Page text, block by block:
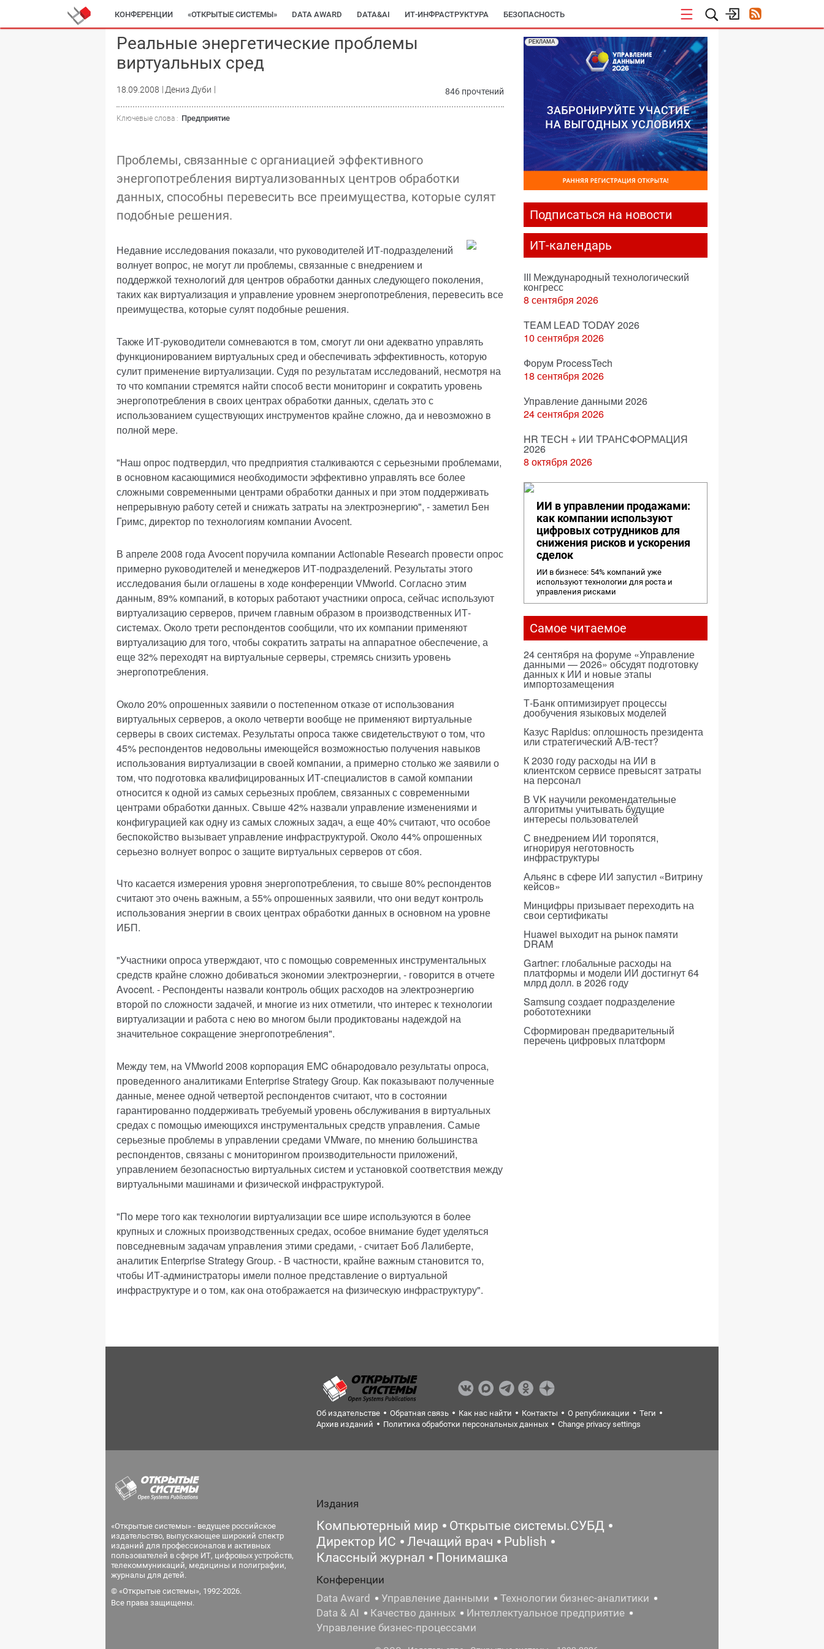
КОНФЕРЕНЦИИ «ОТКРЫТЫЕ СИСТЕМЫ» DATA AWARD DATA&AI ИТ-ИНФРАСТРУКТУРА БЕЗОПАСНОСТЬ
Реальные энергетические проблемы
виртуальных сред
18.09.2008 Дениз Дуби 846 прочтений
Ключевые слова : Предприятие
Проблемы, связанные с органиацией эффективного
энергопотребления виртуализованных центров обработки
данных, способны перевесить все преимущества, которые сулят
подобные решения.
Недавние исследования показали, что руководителей ИТ-подразделений
волнует вопрос, не могут ли проблемы, связанные с внедрением и
поддержкой технологий для центров обработки данных следующего поколения,
таких как виртуализация и управление уровнем энергопотребления, перевесить все
преимущества, которые сулят подобные решения.
Также ИТ-руководители сомневаются в том, смогут ли они адекватно управлять
функционированием виртуальных сред и обеспечивать эффективность, которую
сулит применение виртуализации. Судя по результатам исследований, несмотря на
то что компании стремятся найти способ вести мониторинг и сократить уровень
энергопотребления в своих центрах обработки данных, сделать это с
использованием существующих инструментов крайне сложно, да и невозможно в
полной мере.
"Наш опрос подтвердил, что предприятия сталкиваются с серьезными проблемами,
в основном касающимися необходимости эффективно управлять все более
сложными современными центрами обработки данных и при этом поддерживать
непрерывную работу сетей и снижать затраты на электроэнергию", - заметил Бен
Гримс, директор по технологиям компании Avocent.
В апреле 2008 года Avocent поручила компании Actionable Research провести опрос
примерно руководителей и менеджеров ИТ-подразделений. Результаты этого
исследования были оглашены в ходе конференции VMworld. Согласно этим
данным, 89% компаний, в которых работают участники опроса, сейчас используют
виртуализацию серверов, причем главным образом в производственных ИТ-
системах. Около трети респондентов сообщили, что их компании применяют
виртуализацию для того, чтобы сократить затраты на аппаратное обеспечение, а
еще 32% переходят на виртуальные серверы, стремясь снизить уровень
энергопотребления.
Около 20% опрошенных заявили о постепенном отказе от использования
виртуальных серверов, а около четверти вообще не применяют виртуальные
серверы в своих системах. Результаты опроса также свидетельствуют о том, что
45% респондентов недовольны имеющейся возможностью получения навыков
использования виртуализации в своей компании, а примерно столько же заявили о
том, что подготовка квалифицированных ИТ-специалистов в самой компании
относится к одной из самых серьезных проблем, связанных с современными
центрами обработки данных. Свыше 42% назвали управление изменениями и
конфигурацией как одну из самых сложных задач, а еще 40% считают, что особое
беспокойство вызывает управление инфраструктурой. Около 44% опрошенных
серьезно волнует вопрос о защите виртуальных серверов от сбоя.
Что касается измерения уровня энергопотребления, то свыше 80% респондентов
считают это очень важным, а 55% опрошенных заявили, что они ведут контроль
использования энергии в своих центрах обработки данных в основном на уровне
ИБП.
"Участники опроса утверждают, что с помощью современных инструментальных
средств крайне сложно добиваться экономии электроэнергии, - говорится в отчете
Avocent. - Респонденты назвали контроль общих расходов на электроэнергию
второй по сложности задачей, и многие из них отметили, что интерес к технологии
виртуализации и работа с нею во многом были продиктованы надеждой на
значительное сокращение энергопотребления".
Между тем, на VMworld 2008 корпорация EMC обнародовало результаты опроса,
проведенного аналитиками Enterprise Strategy Group. Как показывают полученные
данные, менее одной четвертой респондентов считают, что в состоянии
гарантированно поддерживать требуемый уровень обслуживания в виртуальных
средах с помощью имеющихся инструментальных средств управления. Самые
серьезные проблемы в управлении средами VMware, по мнению большинства
респондентов, связаны с мониторингом производительности приложений,
управлением безопасностью виртуальных систем и установкой соответствия между
виртуальными машинами и физической инфраструктурой.
"По мере того как технологии виртуализации все шире используются в более
крупных и сложных производственных средах, особое внимание будет уделяться
повседневным задачам управления этими средами, - считает Боб Лалиберте,
аналитик Enterprise Strategy Group. - В частности, крайне важным становится то,
чтобы ИТ-администраторы имели полное представление о виртуальной
инфраструктуре и о том, как она отображается на физическую инфраструктуру".
РЕКЛАМА
Подписаться на новости
ИТ-календарь
III Международный технологический
конгресс
8 сентября 2026
TEAM LEAD TODAY 2026
10 сентября 2026
Форум ProcessTech
18 сентября 2026
Управление данными 2026
24 сентября 2026
HR TECH + ИИ ТРАНСФОРМАЦИЯ
2026
8 октября 2026
ИИ в управлении продажами:
как компании используют
цифровых сотрудников для
снижения рисков и ускорения
сделок
ИИ в бизнесе: 54% компаний уже
используют технологии для роста и
управления рисками
Самое читаемое
24 сентября на форуме «Управление
данными — 2026» обсудят подготовку
данных к ИИ и новые этапы
импортозамещения
Т-Банк оптимизирует процессы
дообучения языковых моделей
Казус Rapidus: оплошность президента
или стратегический A/B-тест?
К 2030 году расходы на ИИ в
клиентском сервисе превысят затраты
на персонал
В VK научили рекомендательные
алгоритмы учитывать будущие
интересы пользователей
С внедрением ИИ торопятся,
игнорируя неготовность
инфраструктуры
Альянс в сфере ИИ запустил «Витрину
кейсов»
Минцифры призывает переходить на
свои сертификаты
Huawei выходит на рынок памяти
DRAM
Gartner: глобальные расходы на
платформы и модели ИИ достигнут 64
млрд долл. в 2026 году
Samsung создает подразделение
робототехники
Сформирован предварительный
перечень цифровых платформ
Об издательстве Обратная связь Как нас найти Контакты О републикации
Теги
Архив изданий
Политика обработки персональных данных Change privacy settings
«Открытые системы» - ведущее российское
издательство, выпускающее широкий спектр
изданий для профессионалов и активных
пользователей в сфере ИТ, цифровых устройств,
телекоммуникаций, медицины и полиграфии,
журналы для детей.
© «Открытые системы», 1992-2026.
Все права защищены.
Издания
Компьютерный мир
Открытые системы.СУБД
Директор ИС
Лечащий врач
Publish
Классный журнал
Понимашка
Конференции
Data Award
Управление данными
Технологии бизнес-аналитики
Data & AI
Качество данных
Интеллектуальное предприятие
Управление бизнес-процессами